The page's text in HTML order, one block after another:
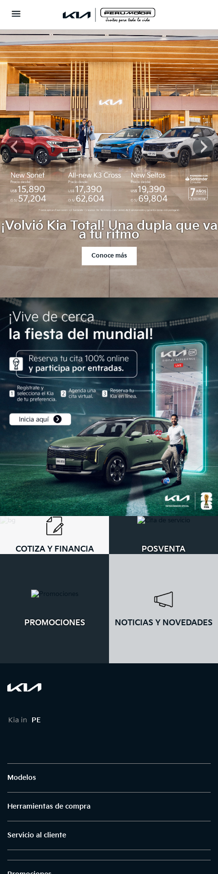
¡Volvió Kia Total! Una dupla que va
a tu ritmo
Conoce más
COTIZA Y FINANCIA POSVENTA
PROMOCIONES NOTICIAS Y NOVEDADES
Kia in PE
Modelos
Herramientas de compra
Servicio al cliente